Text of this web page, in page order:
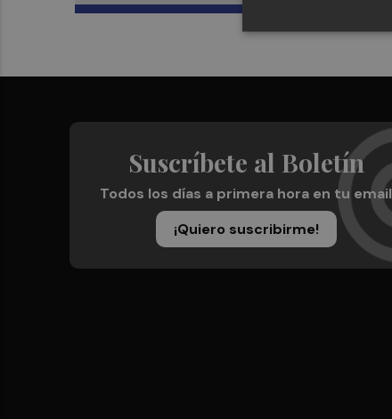
Suscríbete al Boletín
Todos los días a primera hora en tu email
¡Quiero suscribirme!